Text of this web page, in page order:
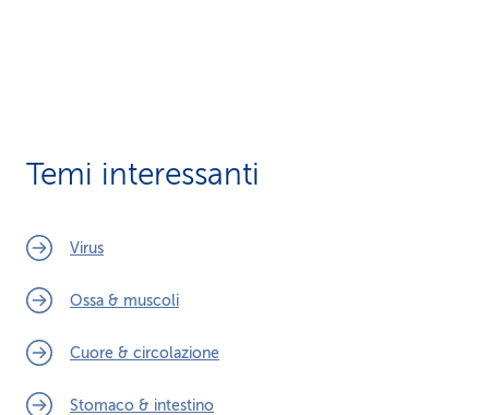
Temi interessanti
Virus
Ossa & muscoli
Cuore & circolazione
Stomaco & intestino